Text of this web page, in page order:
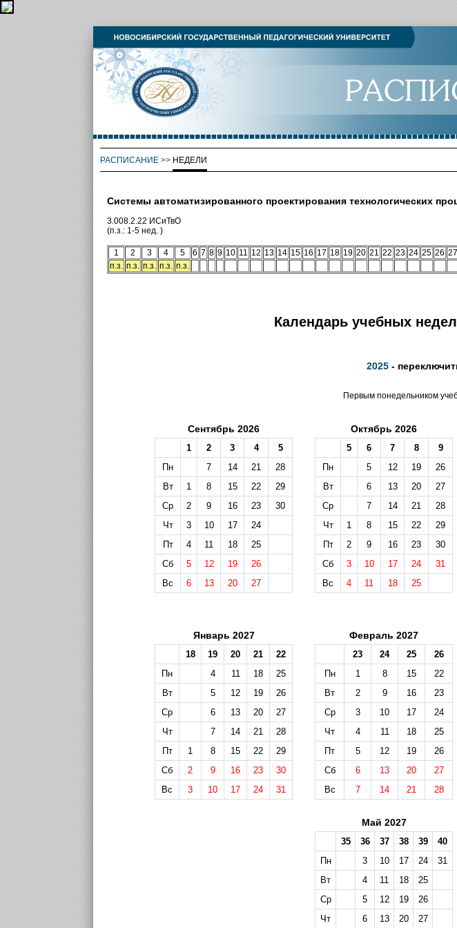
РАСПИСАНИЕ>> НЕДЕЛИ
Системы автоматизированного проектирования технологических
3.008.2.22 ИСиТвО
(п.з.: 1-5 нед. )
1 2 3 4 5 6 7 8 9 10 11 12 13 14 15 16 17 18 19 20 21 22 23 24 25 26 27
п.з. п.з. п.з. п.з. п.з.
Календарь учебных
2025-
Первым понедельником
Сентябрь 2026
1 2 3 4
5
Пн
7 14 21
28
Вт
1 8 15 22
29
Ср
2 9 16 23
30
Чт
3 10 17
24
Пт
4 11 18
25
Сб
5 12 19
26
Вс
6 13 20 27
Октябрь 2026
5 6 7 8
9
Пн
5 12 19
26
Вт
6 13 20
27
Ср
7 14 21
28
Чт
1 8 15 22
29
Пт
2 9 16 23
30
Сб
3 10 17 24
31
Вс
4 11 18 25
Январь 2027
18 19 20 21
22
Пн
4 11 18
25
Вт
5 12 19
26
Ср
6 13 20
27
Чт
7 14 21
28
Пт
1 8 15 22
29
Сб
2 9 16 23
30
Вс
3 10 17 24 31
Февраль 2027
23 24 25
26
Пн
1 8 15
22
Вт
2 9 16
23
Ср
3 10 17
24
Чт
4 11 18
25
Пт
5 12 19
26
Сб
6 13 20
27
Вс
7 14 21 28
Май 2027
35 36 37 38 39
40
Пн
3 10 17 24
31
Вт
4 11 18
25
Ср
5 12 19
26
Чт
6 13 20 27